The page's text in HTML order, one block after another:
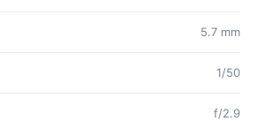
5.7 mm
1/50
f/2.9